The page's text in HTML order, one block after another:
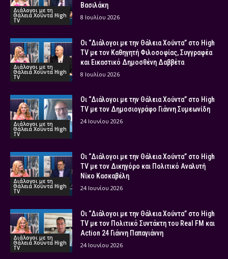
Διάλογοι με τη
Θάλεια Χούντα High
TV
Βασιλάκη
8 Ιουλίου 2026
Διάλογοι με τη
Θάλεια Χούντα High
TV
Οι “Διάλογοι με την Θάλεια Χούντα” στο High
TV με τον Καθηγητή Φιλοσοφίας, Συγγραφέα
και Εικαστικό Δημοσθένη Δαββέτα
8 Ιουλίου 2026
Διάλογοι με τη
Θάλεια Χούντα High
TV
Οι “Διάλογοι με την Θάλεια Χούντα” στο High
TV με τον Δημοσιογράφο Γιάννη Συμεωνίδη
24 Ιουνίου 2026
Διάλογοι με τη
Θάλεια Χούντα High
TV
Οι “Διάλογοι με την Θάλεια Χούντα” στο High
TV με τον Δικηγόρο και Πολιτικό Αναλυτή
Νίκο Κασκαβέλη
24 Ιουνίου 2026
Διάλογοι με τη
Θάλεια Χούντα High
TV
Οι “Διάλογοι με την Θάλεια Χούντα” στο High
TV με τον Πολιτικό Συντάκτη του Real FM και
Action 24 Γιάννη Παπαγιάννη
24 Ιουνίου 2026